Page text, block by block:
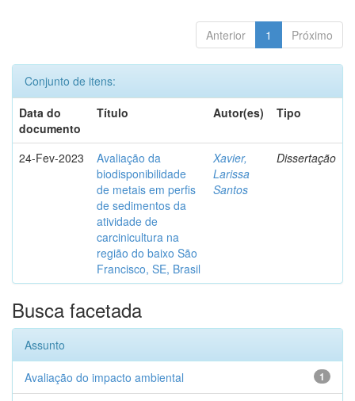
Anterior 1 Próximo
Conjunto de itens:
Data do
documento
Título Autor(es) Tipo
24-Fev-2023
Avaliação da
biodisponibilidade
de metais em perfis
de sedimentos da
atividade de
carcinicultura na
região do baixo São
Francisco, SE, Brasil
Xavier,
Larissa
Santos
Dissertação
Busca facetada
Assunto
1
Avaliação do impacto ambiental